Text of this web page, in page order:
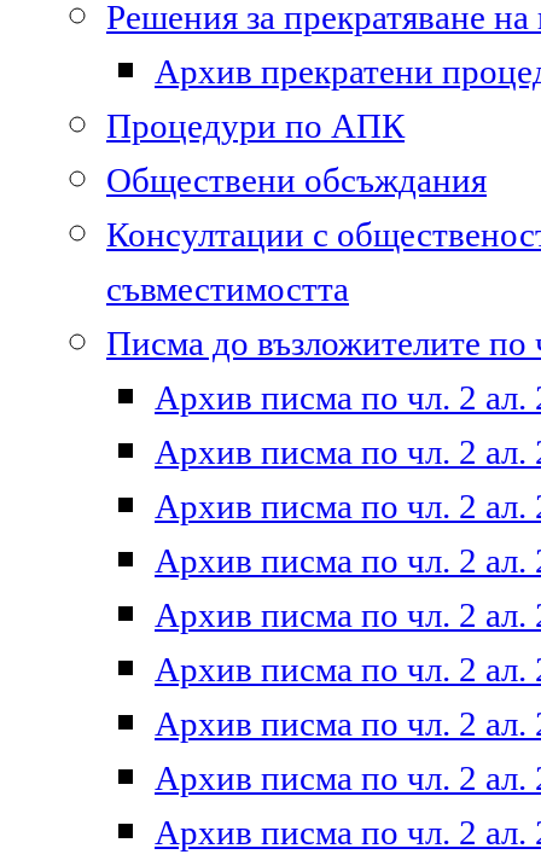
Решения за прекратяване
Архив прекратени
Процедури по АПК
Обществени обсъждания
Консултации с
съвместимостта
Писма до възложителите по
Архив писма по чл. 2 ал.
Архив писма по чл. 2 ал.
Архив писма по чл. 2 ал.
Архив писма по чл. 2 ал.
Архив писма по чл. 2 ал.
Архив писма по чл. 2 ал.
Архив писма по чл. 2 ал.
Архив писма по чл. 2 ал.
Архив писма по чл. 2 ал.